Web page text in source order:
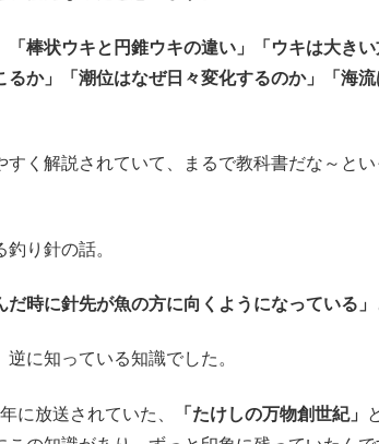
棒状ウキと円錐ウキの違い」「ウキは大き
か」「潮位はなぜ日々変化するのか」「海
く解説されていて、まるで教科書だな～と
り針の話。
時に針先が魚の方に向くようになっている」
に知っている知識でした。
に放送されていた、 「たけしの万物創世紀」